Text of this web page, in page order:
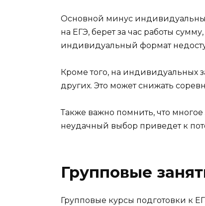
Основной минус
на ЕГЭ, берет за час работы
индивидуальный формат
Кроме того, на индивидуальных
других. Это может снижать
Также важно помнить, что многое
неудачный выбор приведет к
Групповые
Групповые курсы подготовки к